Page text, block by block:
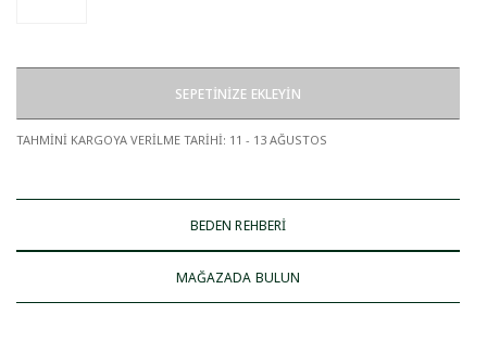
SEPETİNİZE EKLEYİN
TAHMİNİ KARGOYA VERİLME TARİHİ: 11 - 13 AĞUSTOS
BEDEN REHBERİ
MAĞAZADA BULUN